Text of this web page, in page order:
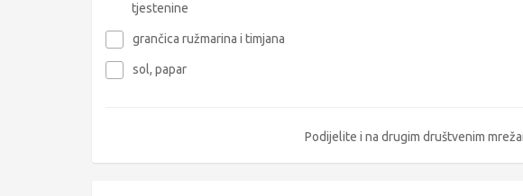
tjestenine
grančica ružmarina i timjana
sol, papar
Podijelite i na drugim društvenim